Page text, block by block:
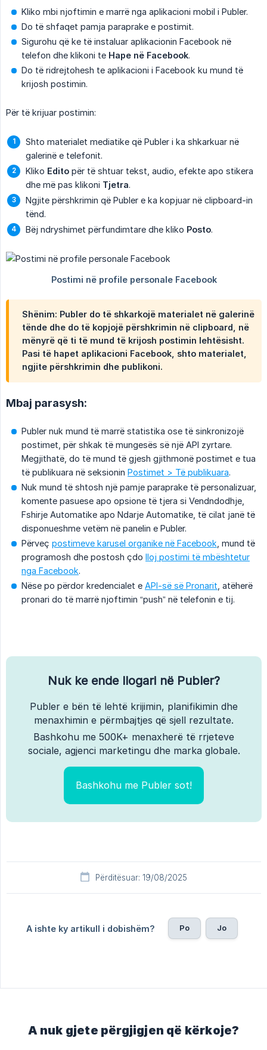
Kliko mbi njoftimin e marrë nga aplikacioni mobil i Publer.
Do të shfaqet pamja paraprake e postimit.
Sigurohu që ke të instaluar aplikacionin Facebook në
telefon dhe klikoni te Hape në Facebook.
Do të ridrejtohesh te aplikacioni i Facebook ku mund të
krijosh postimin.
Për të krijuar postimin:
Shto materialet mediatike që Publer i ka shkarkuar në
galerinë e telefonit.
Kliko Edito për të shtuar tekst, audio, efekte apo stikera
dhe më pas klikoni Tjetra.
Ngjite përshkrimin që Publer e ka kopjuar në clipboard-in
tënd.
Bëj ndryshimet përfundimtare dhe kliko Posto.
Shënim: Publer do të shkarkojë materialet në galerinë
tënde dhe do të kopjojë përshkrimin në clipboard, në
mënyrë që ti të mund të krijosh postimin lehtësisht.
Pasi të hapet aplikacioni Facebook, shto materialet,
ngjite përshkrimin dhe publikoni.
Mbaj parasysh:
Publer nuk mund të marrë statistika ose të sinkronizojë
postimet, për shkak të mungesës së një API zyrtare.
Megjithatë, do të mund të gjesh gjithmonë postimet e tua
të publikuara në seksionin Postimet > Të publikuara.
Nuk mund të shtosh një pamje paraprake të personalizuar,
komente pasuese apo opsione të tjera si Vendndodhje,
Fshirje Automatike apo Ndarje Automatike, të cilat janë të
disponueshme vetëm në panelin e Publer.
Përveç postimeve karusel organike në Facebook , mund të
programosh dhe postosh çdo lloj postimi të mbështetur
nga Facebook.
Nëse po përdor kredencialet e API-së së Pronarit , atëherë
pronari do të marrë njoftimin “push” në telefonin e tij.
Nuk ke ende llogari në Publer?
Publer e bën të lehtë krijimin, planifikimin dhe
menaxhimin e përmbajtjes që sjell rezultate.
Bashkohu me 500K+ menaxherë të rrjeteve
sociale, agjenci marketingu dhe marka globale.
Bashkohu me Publer sot!
Përditësuar: 19/08/2025
A ishte ky artikull i dobishëm? Po Jo
A nuk gjete përgjigjen që kërkoje?